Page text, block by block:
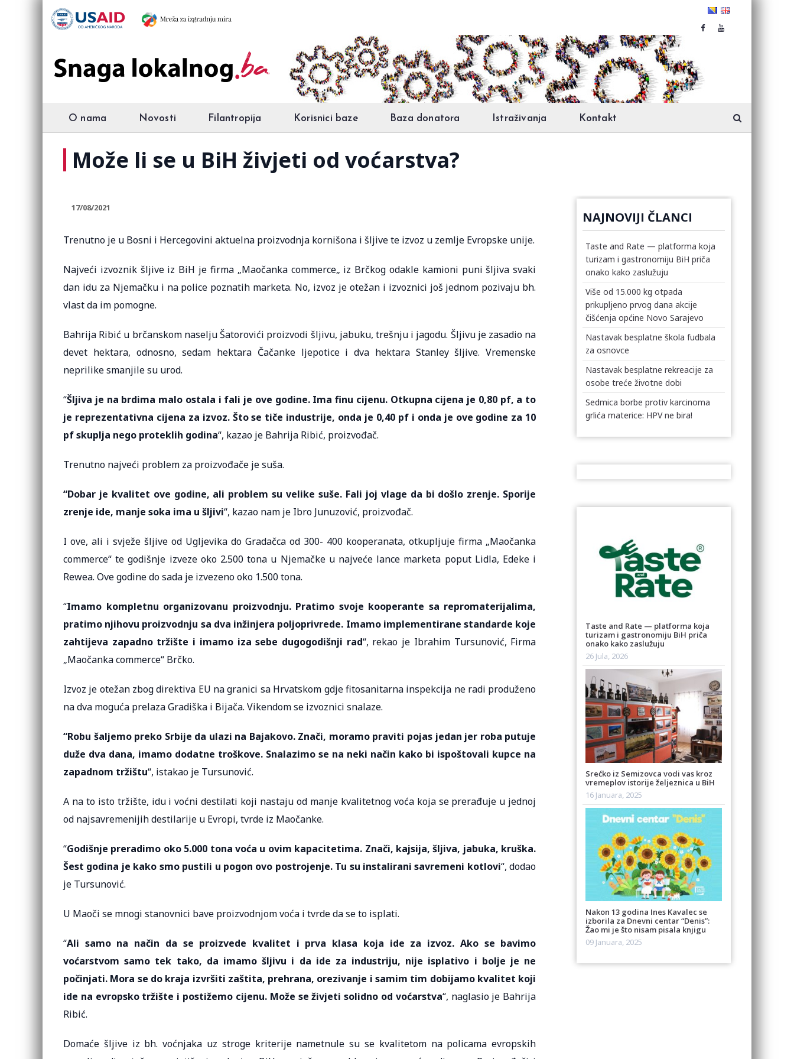
O nama Novosti Filantropija Korisnici baze Baza donatora Istraživanja Kontakt
Može li se u BiH živjeti od voćarstva?
17/08/2021
Trenutno je u Bosni i Hercegovini aktuelna proizvodnja kornišona i šljive te izvoz u zemlje Evropske unije.
Najveći izvoznik šljive iz BiH je firma „Maočanka commerce„ iz Brčkog odakle kamioni puni šljiva svaki
dan idu za Njemačku i na police poznatih marketa. No, izvoz je otežan i izvoznici još jednom pozivaju bh.
vlast da im pomogne.
Bahrija Ribić u brčanskom naselju Šatorovići proizvodi šljivu, jabuku, trešnju i jagodu. Šljivu je zasadio na
devet hektara, odnosno, sedam hektara Čačanke ljepotice i dva hektara Stanley šljive. Vremenske
neprilike smanjile su urod.
“Šljiva je na brdima malo ostala i fali je ove godine. Ima finu cijenu. Otkupna cijena je 0,80 pf, a to
je reprezentativna cijena za izvoz. Što se tiče industrije, onda je 0,40 pf i onda je ove godine za 10
pf skuplja nego proteklih godina“, kazao je Bahrija Ribić, proizvođač.
Trenutno najveći problem za proizvođače je suša.
“Dobar je kvalitet ove godine, ali problem su velike suše. Fali joj vlage da bi došlo zrenje. Sporije
zrenje ide, manje soka ima u šljivi“, kazao nam je Ibro Junuzović, proizvođač.
I ove, ali i svježe šljive od Ugljevika do Gradačca od 300- 400 kooperanata, otkupljuje firma „Maočanka
commerce“ te godišnje izveze oko 2.500 tona u Njemačke u najveće lance marketa poput Lidla, Edeke i
Rewea. Ove godine do sada je izvezeno oko 1.500 tona.
“Imamo kompletnu organizovanu proizvodnju. Pratimo svoje kooperante sa repromaterijalima,
pratimo njihovu proizvodnju sa dva inžinjera poljoprivrede. Imamo implementirane standarde koje
zahtijeva zapadno tržište i imamo iza sebe dugogodišnji rad“, rekao je Ibrahim Tursunović, Firma
„Maočanka commerce“ Brčko.
Izvoz je otežan zbog direktiva EU na granici sa Hrvatskom gdje fitosanitarna inspekcija ne radi produženo
na dva moguća prelaza Gradiška i Bijača. Vikendom se izvoznici snalaze.
“Robu šaljemo preko Srbije da ulazi na Bajakovo. Znači, moramo praviti pojas jedan jer roba putuje
duže dva dana, imamo dodatne troškove. Snalazimo se na neki način kako bi ispoštovali kupce na
zapadnom tržištu“, istakao je Tursunović.
A na to isto tržište, idu i voćni destilati koji nastaju od manje kvalitetnog voća koja se prerađuje u jednoj
od najsavremenijih destilarije u Evropi, tvrde iz Maočanke.
“Godišnje preradimo oko 5.000 tona voća u ovim kapacitetima. Znači, kajsija, šljiva, jabuka, kruška.
Šest godina je kako smo pustili u pogon ovo postrojenje. Tu su instalirani savremeni kotlovi“, dodao
je Tursunović.
U Maoči se mnogi stanovnici bave proizvodnjom voća i tvrde da se to isplati.
“Ali samo na način da se proizvede kvalitet i prva klasa koja ide za izvoz. Ako se bavimo
voćarstvom samo tek tako, da imamo šljivu i da ide za industriju, nije isplativo i bolje je ne
počinjati. Mora se do kraja izvršiti zaštita, prehrana, orezivanje i samim tim dobijamo kvalitet koji
ide na evropsko tržište i postižemo cijenu. Može se živjeti solidno od voćarstva“, naglasio je Bahrija
Ribić.
Domaće šljive iz bh. voćnjaka uz stroge kriterije nametnule su se kvalitetom na policama evropskih
NAJNOVIJI ČLANCI
Taste and Rate — platforma koja
turizam i gastronomiju BiH priča
onako kako zaslužuju
Više od 15.000 kg otpada
prikupljeno prvog dana akcije
čišćenja općine Novo Sarajevo
Nastavak besplatne škola fudbala
za osnovce
Nastavak besplatne rekreacije za
osobe treće životne dobi
Sedmica borbe protiv karcinoma
grlića materice: HPV ne bira!
Taste and Rate — platforma koja
turizam i gastronomiju BiH priča
onako kako zaslužuju
26 Jula, 2026
Srećko iz Semizovca vodi vas kroz
vremeplov istorije željeznica u BiH
16 Januara, 2025
Nakon 13 godina Ines Kavalec se
izborila za Dnevni centar “Denis”:
Žao mi je što nisam pisala knjigu
09 Januara, 2025